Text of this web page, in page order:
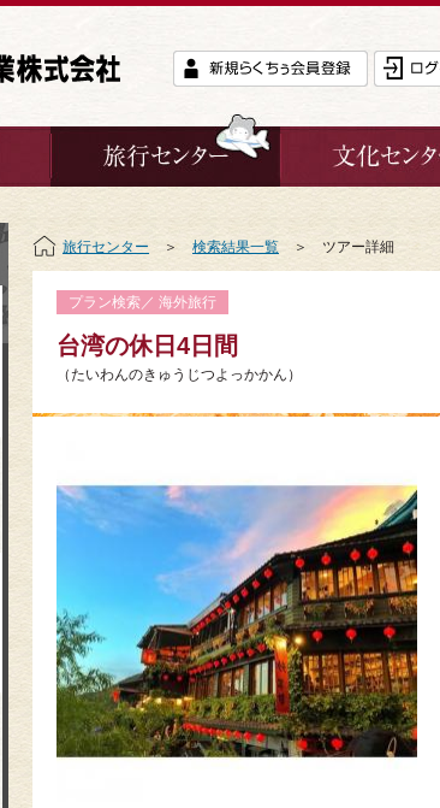
旅行センター ＞ 検索結果一覧 ＞ ツアー詳細
プラン検索／ 海外旅行
台湾の休日4日間
（たいわんのきゅうじつよっかかん）